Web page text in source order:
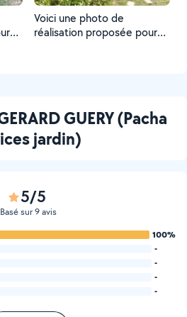
Voici une photo de
réalisation proposée pour
GUERY (Pacha
jardin)
5/5
Basé sur 9 avis
100%
-
-
-
-